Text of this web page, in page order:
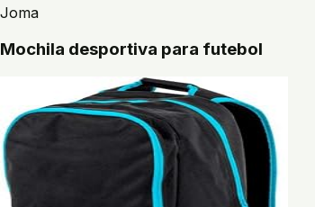
Joma
Mochila desportiva para futebol